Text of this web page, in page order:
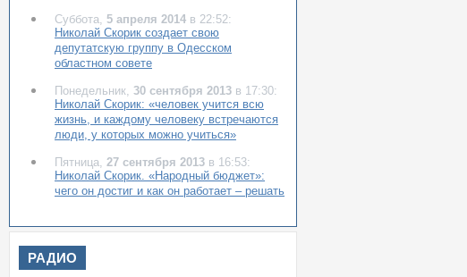
Суббота, 5 апреля 2014 в 22:52:
Николай Скорик создает свою
депутатскую группу в Одесском
областном совете
Понедельник, 30 сентября 2013 в 17:30:
Николай Скорик: «человек учится всю
жизнь, и каждому человеку встречаются
люди, у которых можно учиться»
Пятница, 27 сентября 2013 в 16:53:
Николай Скорик. «Народный бюджет»:
чего он достиг и как он работает – решать
Четверг,26 сентября 2013в 16:33:
Николай Скорик: «ситуация с бюджетом
мне пока неизвестна».
РАДИО